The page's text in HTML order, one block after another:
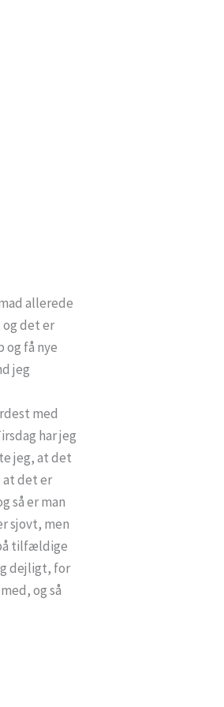
allerede
og det er
og få nye
jeg
med
har jeg
jeg, at det
at det er
så er man
sjovt, men
tilfældige
dejligt, for
og så